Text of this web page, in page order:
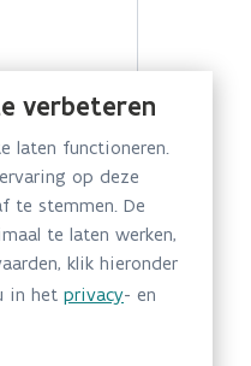
verbeteren
laten functioneren.
op deze
te stemmen. De
te laten werken,
klik hieronder
in het privacy- en